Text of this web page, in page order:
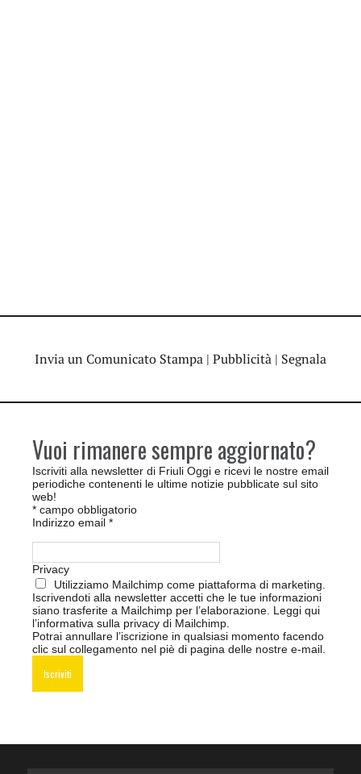
Invia un Comunicato Stampa | Pubblicità | Segnala
Vuoi rimanere sempre aggiornato?
Iscriviti alla newsletter di Friuli Oggi e ricevi le nostre email
periodiche contenenti le ultime notizie pubblicate sul sito
web!
* campo obbligatorio
Indirizzo email *
Privacy
Utilizziamo Mailchimp come piattaforma di marketing.
Iscrivendoti alla newsletter accetti che le tue informazioni
siano trasferite a Mailchimp per l’elaborazione. Leggi qui
l’informativa sulla privacy di Mailchimp.
Potrai annullare l’iscrizione in qualsiasi momento facendo
clic sul collegamento nel piè di pagina delle nostre e-mail.